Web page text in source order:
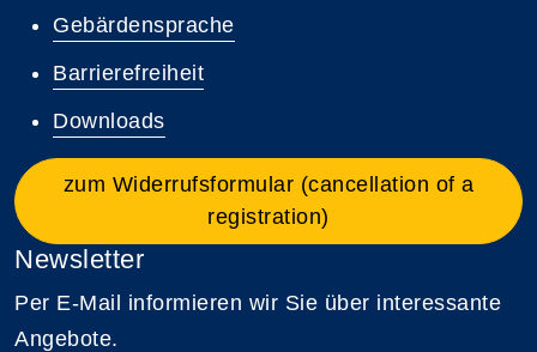
Gebärdensprache
Barrierefreiheit
Downloads
zum Widerrufsformular (cancellation of a
registration)
Newsletter
Per E-Mail informieren wir Sie über interessante
Angebote.